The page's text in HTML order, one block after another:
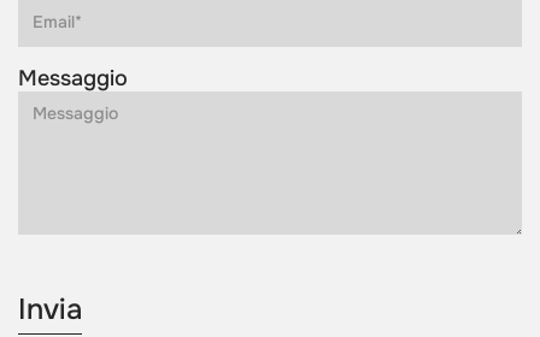
Messaggio